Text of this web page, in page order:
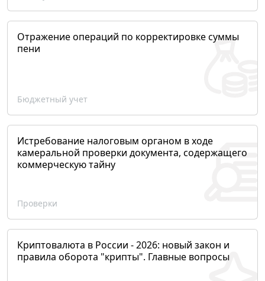
Отражение операций по корректировке суммы
пени
Бюджетный учет
Истребование налоговым органом в ходе
камеральной проверки документа, содержащего
коммерческую тайну
Проверки
Криптовалюта в России - 2026: новый закон и
правила оборота "крипты". Главные вопросы